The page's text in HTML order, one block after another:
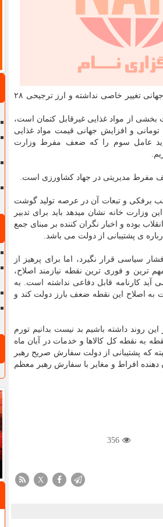
اکراین سبب شده بود تورم مواد خوراکی رکورد تاریخی ثبت کند، اما حال و در حالی که قیمت های جهانی تغییر خاصی نداشته و ارز ترجیحی ۲۸
از مواد غذایی غیرقابل کتمان است،
اما واضح است اثر این دو عامل به اندازه فاکتورهای مؤثر در ۱۴۰۱ یعنی حذف ارز ۴ هزار و ۲۰۰ تومانی و افزایش جهانی قیمت مواد غذایی
عامل سوم را که ضعف مفرط وزارت
مفرط مدیریتی در جهاد کشاورزی است.
تب برفکی و تبعات آن در عرصه تولید گوشت
خانه نشان میدهد باید برای تدبیر
بوده و اخبار نگران کننده بر مبنای جمع
ی پشتیبانی از دولت می باشد.
سیاسی قرار نگیرد، اما برای پرهیز از
و فوری ترین نقطه نیازمند اصلاح،
آید کارنامه قابل دفاعی نداشته است. به
به اصلاح این نقطه ضعف بارز دولت کند و
روند داشته باشیم بد نیست بدانیم تورم
به نقطه کل کالاها و خدمات در آبان ماه
به نقطه مواد خوراکی بیشتر از ۶۶ درصد است. صدالبته که پشتیبانی از دولت سفارش صریح رهبر
دهنده افراط و مغایر با سفارش رهبر معظم
356
X